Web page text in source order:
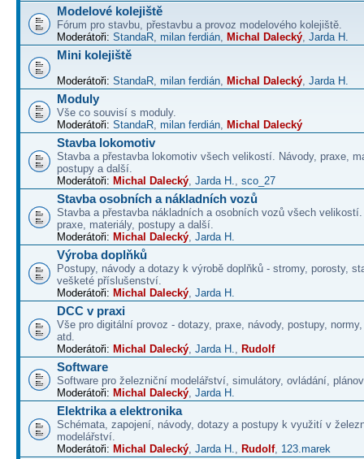
Modelové kolejiště
Fórum pro stavbu, přestavbu a provoz modelového kolejiště.
Moderátoři: StandaR, milan ferdián, Michal Dalecký, Jarda H.
Mini kolejiště
Moderátoři: StandaR, milan ferdián, Michal Dalecký, Jarda H.
Moduly
Vše co souvisí s moduly.
Moderátoři: StandaR, milan ferdián, Michal Dalecký
Stavba lokomotiv
Stavba a přestavba lokomotiv všech velikostí. Návody, praxe,
postupy a další.
Moderátoři: Michal Dalecký, Jarda H., sco_27
Stavba osobních a nákladních vozů
Stavba a přestavba nákladních a osobních vozů všech velikostí.
praxe, materiály, postupy a další.
Moderátoři: Michal Dalecký, Jarda H.
Výroba doplňků
Postupy, návody a dotazy k výrobě doplňků - stromy, porosty,
vešketé příslušenství.
Moderátoři: Michal Dalecký, Jarda H.
DCC v praxi
Vše pro digitální provoz - dotazy, praxe, návody, postupy,
atd.
Moderátoři: Michal Dalecký, Jarda H., Rudolf
Software
Software pro železniční modelářství, simulátory, ovládání,
Moderátoři: Michal Dalecký, Jarda H.
Elektrika a elektronika
Schémata, zapojení, návody, dotazy a postupy k využití v
modelářství.
Moderátoři: Michal Dalecký, Jarda H., Rudolf, 123.marek